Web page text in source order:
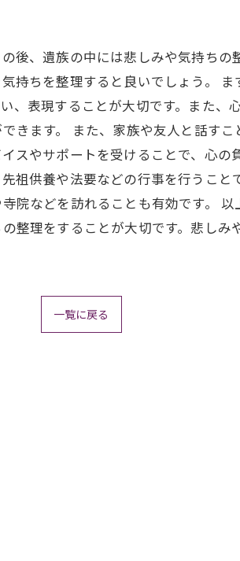
後、遺族の中には悲しみや気持ち
持ちを整理すると良いでしょう。
、表現することが大切です。また、
きます。 また、家族や友人と話す
スやサポートを受けることで、心
祖供養や法要などの行事を行うこ
院などを訪れることも有効です。
整理をすることが大切です。悲し
一覧に戻る